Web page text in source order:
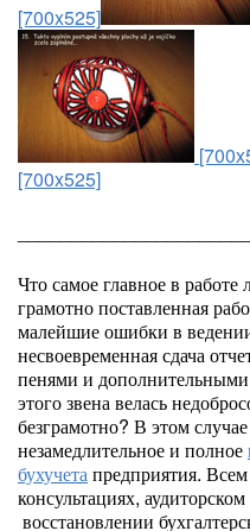
[700x525]
[700x525]
Что самое главное в
грамотно поставленная
малейшие ошибки в
несвоевременная сдача
пенями и
этого звена велась
безграмотно? В этом
незамедлительное и полное
бухучетапредприятия.
консультациях,
восстановлении